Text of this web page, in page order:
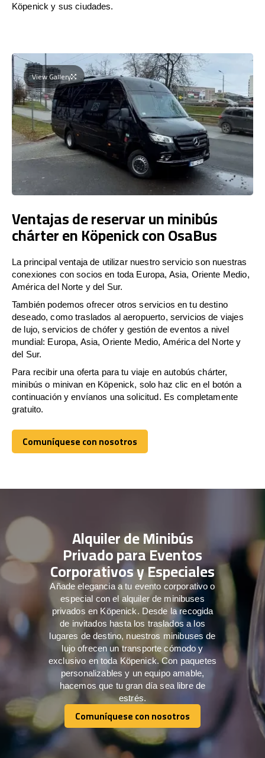
Köpenick y sus ciudades.
View Gallery
Ventajas de reservar un minibús
chárter en Köpenick con OsaBus
La principal ventaja de utilizar nuestro servicio son nuestras
conexiones con socios en toda Europa, Asia, Oriente Medio,
América del Norte y del Sur.
También podemos ofrecer otros servicios en tu destino
deseado, como traslados al aeropuerto, servicios de viajes
de lujo, servicios de chófer y gestión de eventos a nivel
mundial: Europa, Asia, Oriente Medio, América del Norte y
del Sur.
Para recibir una oferta para tu viaje en autobús chárter,
minibús o minivan en Köpenick, solo haz clic en el botón a
continuación y envíanos una solicitud. Es completamente
gratuito.
Comuníquese con nosotros
Comuníquese con nosotros
Alquiler de Minibús
Privado para Eventos
Corporativos y Especiales
Añade elegancia a tu evento corporativo o
especial con el alquiler de minibuses
privados en Köpenick. Desde la recogida
de invitados hasta los traslados a los
lugares de destino, nuestros minibuses de
lujo ofrecen un transporte cómodo y
exclusivo en toda Köpenick. Con paquetes
personalizables y un equipo amable,
hacemos que tu gran día sea libre de
estrés.
Comuníquese con nosotros
Comuníquese con nosotros